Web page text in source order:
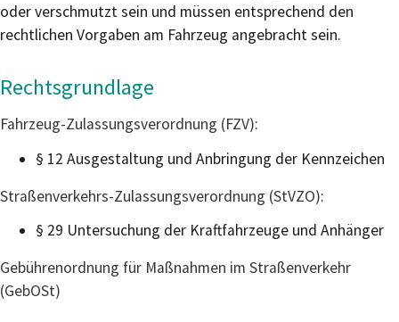
oder verschmutzt sein und müssen entsprechend den
rechtlichen Vorgaben am Fahrzeug angebracht sein.
Rechtsgrundlage
Fahrzeug-Zulassungsverordnung (FZV):
§ 12 Ausgestaltung und Anbringung der Kennzeichen
Straßenverkehrs-Zulassungsverordnung (StVZO):
§ 29 Untersuchung der Kraftfahrzeuge und Anhänger
Gebührenordnung für Maßnahmen im Straßenverkehr
(GebOSt)